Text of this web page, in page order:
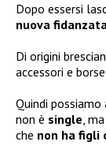
Dopo essersi
nuova
Di origini
accessori e
Quindi
non è single,
che non ha figli